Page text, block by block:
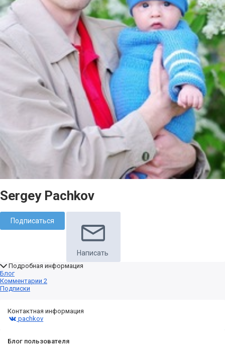
Sergey Pachkov
Подписаться
Написать
Подробная информация
Блог
Комментарии 2
Подписки
Контактная информация
pachkov
Блог пользователя